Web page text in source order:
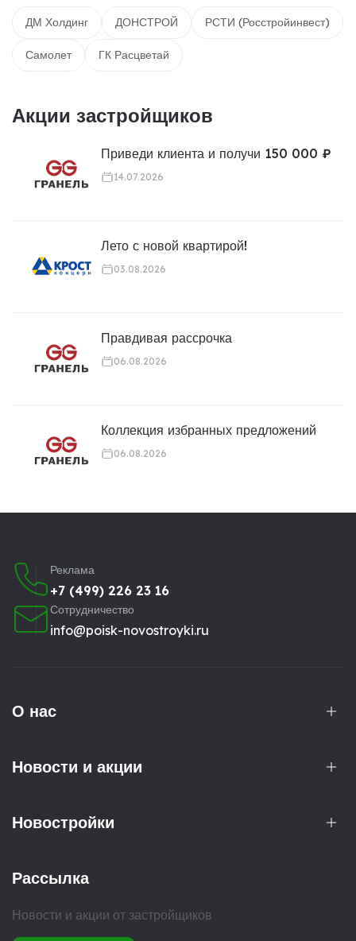
ДМ Холдинг ДОНСТРОЙ РСТИ (Росстройинвест)
Самолет ГК Расцветай
Акции застройщиков
Приведи клиента и получи 150 000 ₽
14.07.2026
Лето с новой квартирой!
03.08.2026
Правдивая рассрочка
06.08.2026
Коллекция избранных предложений
06.08.2026
Реклама
+7 (499) 226 23 16
Сотрудничество
info@poisk-novostroyki.ru
О нас
Новости и акции
Новостройки
Рассылка
Новости и акции от застройщиков